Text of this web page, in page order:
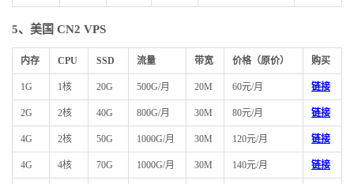
5、美国 CN2 VPS
内存 CPU SSD 流量 带宽 价格（原价） 购买
1G 1核 20G 500G/月 20M 60元/月 链接
2G 2核 40G 800G/月 30M 80元/月 链接
4G 2核 50G 1000G/月 30M 120元/月 链接
4G 4核 70G 1000G/月 30M 140元/月 链接